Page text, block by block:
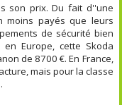
son prix. Du fait d''une
moins payés que leurs
de sécurité bien
Europe, cette Skoda
de 8700 €. En France,
mais pour la classe